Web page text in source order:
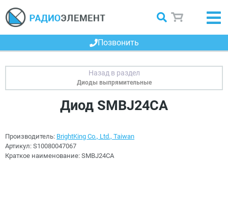
Позвонить
Диоды выпрямительные
Диод SMBJ24CA
Производитель: BrightKing Co., Ltd., Taiwan
Артикул: S10080047067
Краткое наименование: SMBJ24CA